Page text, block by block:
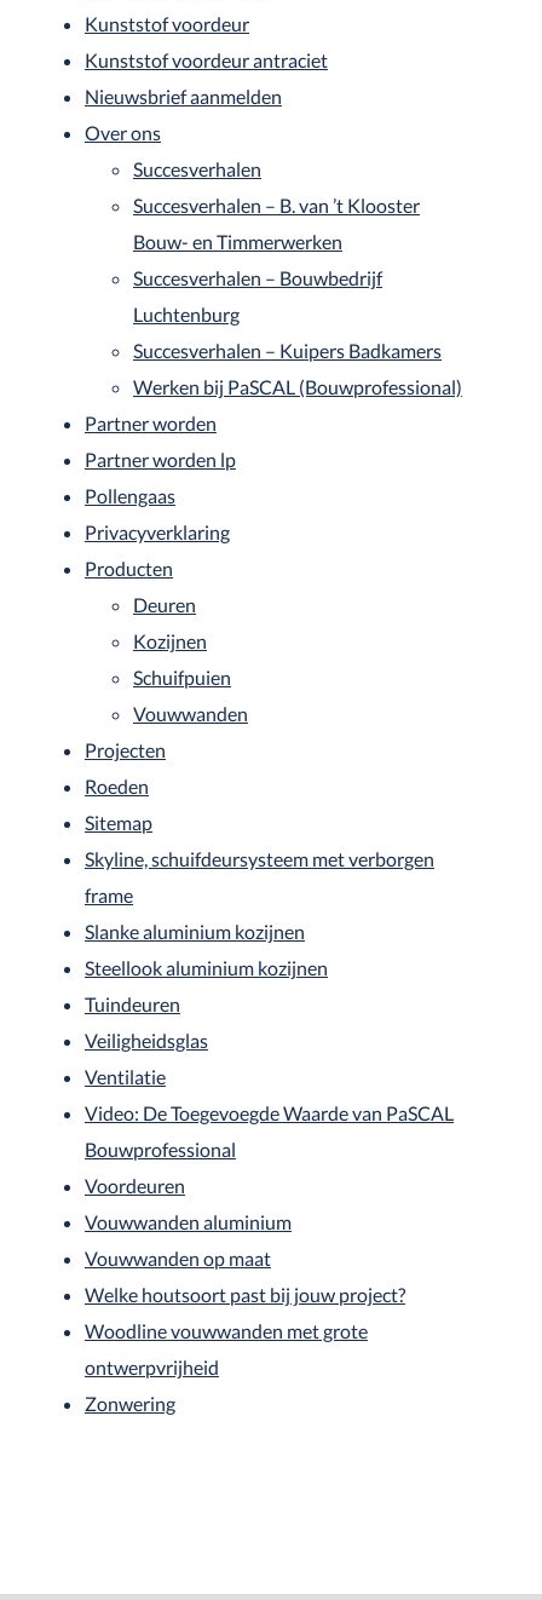
Kunststof voordeur
Kunststof voordeur antraciet
Nieuwsbrief aanmelden
Over ons
Succesverhalen
Succesverhalen – B. van ’t Klooster
Bouw- en Timmerwerken
Succesverhalen – Bouwbedrijf
Luchtenburg
Succesverhalen – Kuipers Badkamers
Werken bij PaSCAL (Bouwprofessional)
Partner worden
Partner worden lp
Pollengaas
Privacyverklaring
Producten
Deuren
Kozijnen
Schuifpuien
Vouwwanden
Projecten
Roeden
Sitemap
Skyline, schuifdeursysteem met verborgen
frame
Slanke aluminium kozijnen
Steellook aluminium kozijnen
Tuindeuren
Veiligheidsglas
Ventilatie
Video: De Toegevoegde Waarde van PaSCAL
Bouwprofessional
Voordeuren
Vouwwanden aluminium
Vouwwanden op maat
Welke houtsoort past bij jouw project?
Woodline vouwwanden met grote
ontwerpvrijheid
Zonwering